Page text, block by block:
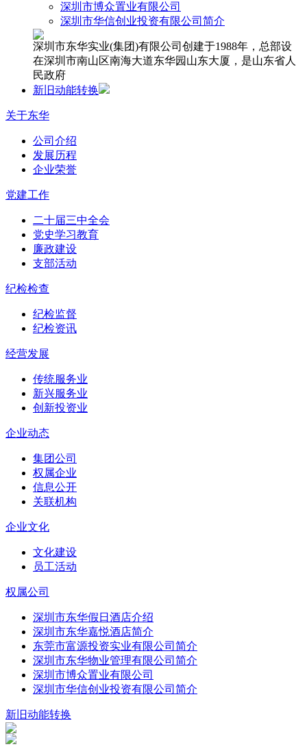
深圳市博众置业有限公司
深圳市华信创业投资有限公司简介
深圳市东华实业(集团)有限公司创建于1988年，总部设
在深圳市南山区南海大道东华园山东大厦，是山东省人
民政府
新旧动能转换
关于东华
公司介绍
发展历程
企业荣誉
党建工作
二十届三中全会
党史学习教育
廉政建设
支部活动
纪检检查
纪检监督
纪检资讯
经营发展
传统服务业
新兴服务业
创新投资业
企业动态
集团公司
权属企业
信息公开
关联机构
企业文化
文化建设
员工活动
权属公司
深圳市东华假日酒店介绍
深圳市东华嘉悦酒店简介
东莞市富源投资实业有限公司简介
深圳市东华物业管理有限公司简介
深圳市博众置业有限公司
深圳市华信创业投资有限公司简介
新旧动能转换